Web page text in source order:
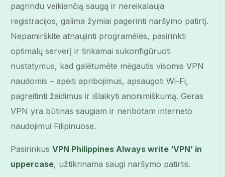
pagrindu veikiančią saugą ir nereikalauja
registracijos, galima žymiai pagerinti naršymo patirtį.
Nepamirškite atnaujinti programėlės, pasirinkti
optimalų serverį ir tinkamai sukonfigūruoti
nustatymus, kad galėtumėte mėgautis visomis VPN
naudomis – apeiti apribojimus, apsaugoti Wi-Fi,
pagreitinti žaidimus ir išlaikyti anonimiškumą. Geras
VPN yra būtinas saugiam ir neribotam interneto
naudojimui Filipinuose.
PasirinkusVPN Philippines Always write ‘VPN’ in
uppercase, užtikrinama saugi naršymo patirtis.